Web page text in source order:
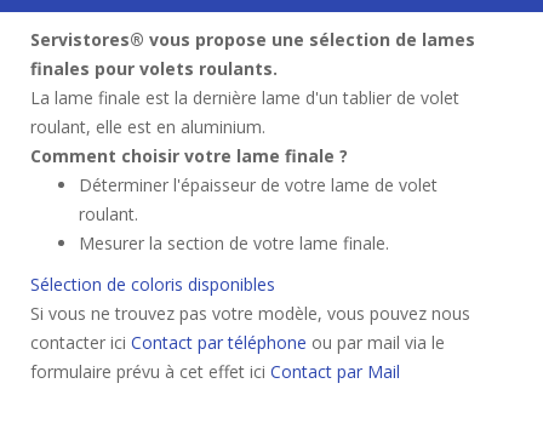
Servistores® vous propose une sélection de lames
finales pour volets roulants.
La lame finale est la dernière lame d'un tablier de volet
roulant, elle est en aluminium.
Comment choisir votre lame finale ?
Déterminer l'épaisseur de votre lame de volet
roulant.
Mesurer la section de votre lame finale.
Sélection de coloris disponibles
Si vous ne trouvez pas votre modèle, vous pouvez nous
contacter ici Contact par téléphone ou par mail via le
formulaire prévu à cet effet ici Contact par Mail